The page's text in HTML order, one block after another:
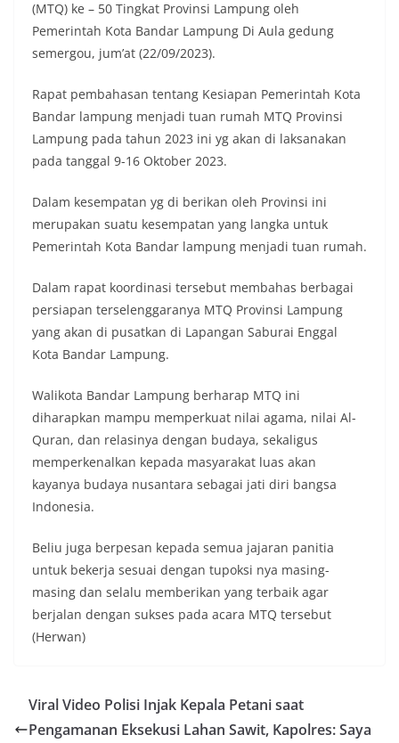
(MTQ) ke – 50 Tingkat Provinsi Lampung oleh
Pemerintah Kota Bandar Lampung Di Aula gedung
semergou, jum’at (22/09/2023).
Rapat pembahasan tentang Kesiapan Pemerintah Kota
Bandar lampung menjadi tuan rumah MTQ Provinsi
Lampung pada tahun 2023 ini yg akan di laksanakan
pada tanggal 9-16 Oktober 2023.
Dalam kesempatan yg di berikan oleh Provinsi ini
merupakan suatu kesempatan yang langka untuk
Pemerintah Kota Bandar lampung menjadi tuan rumah.
Dalam rapat koordinasi tersebut membahas berbagai
persiapan terselenggaranya MTQ Provinsi Lampung
yang akan di pusatkan di Lapangan Saburai Enggal
Kota Bandar Lampung.
Walikota Bandar Lampung berharap MTQ ini
diharapkan mampu memperkuat nilai agama, nilai Al-
Quran, dan relasinya dengan budaya, sekaligus
memperkenalkan kepada masyarakat luas akan
kayanya budaya nusantara sebagai jati diri bangsa
Indonesia.
Beliu juga berpesan kepada semua jajaran panitia
untuk bekerja sesuai dengan tupoksi nya masing-
masing dan selalu memberikan yang terbaik agar
berjalan dengan sukses pada acara MTQ tersebut
(Herwan)
Viral Video Polisi Injak Kepala Petani saat
Pengamanan Eksekusi Lahan Sawit, Kapolres: Saya